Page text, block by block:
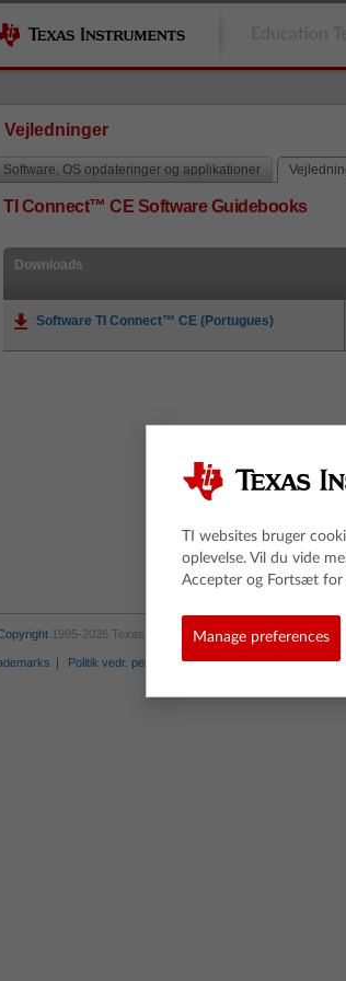
Vejledninger
Software, OS opdateringer og applikationer
TI Connect™ CE Software Guidebooks
Downloads
Software TI Connect™ CE (Portugues)
1995-2026 Texas Instruments Incorporated. All rights
Politik vedr. personlige informationer Politik vedr.
TI websites bruger
oplevelse. Vil du vide
Accepter og Fortsæt for
Manage preferences